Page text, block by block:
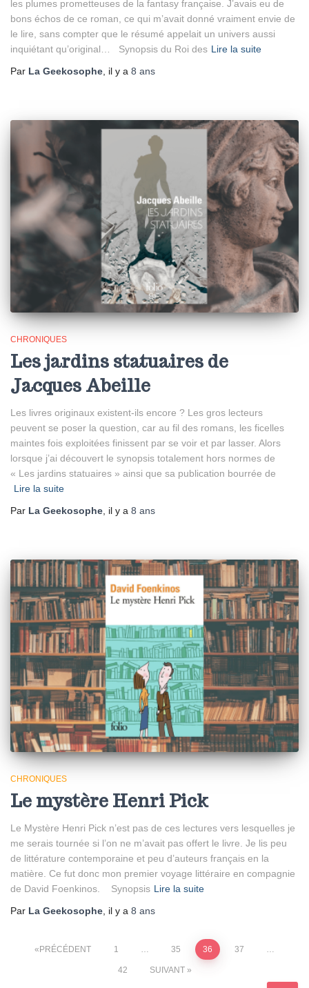
les plumes prometteuses de la fantasy française. J’avais eu de
bons échos de ce roman, ce qui m’avait donné vraiment envie de
le lire, sans compter que le résumé appelait un univers aussi
inquiétant qu’original… Synopsis du Roi des Lire la suite
Par La Geekosophe, il y a 8 ans
CHRONIQUES
Les jardins statuaires de
Jacques Abeille
Les livres originaux existent-ils encore ? Les gros lecteurs
peuvent se poser la question, car au fil des romans, les ficelles
maintes fois exploitées finissent par se voir et par lasser. Alors
lorsque j’ai découvert le synopsis totalement hors normes de
« Les jardins statuaires » ainsi que sa publication bourrée de
Lire la suite
Par La Geekosophe , il y a 8 ans
CHRONIQUES
Le mystère Henri Pick
Le Mystère Henri Pick n’est pas de ces lectures vers lesquelles je
me serais tournée si l’on ne m’avait pas offert le livre. Je lis peu
de littérature contemporaine et peu d’auteurs français en la
matière. Ce fut donc mon premier voyage littéraire en compagnie
de David Foenkinos. Synopsis Lire la suite
Par La Geekosophe , il y a 8 ans
Pagination
PRÉCÉDENT 1 35 36 37
42 SUIVANT